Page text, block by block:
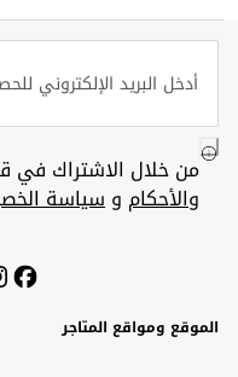
من خلال الاشتراك في
والأحكام وسياسة
الموقع ومواقع المتاجر